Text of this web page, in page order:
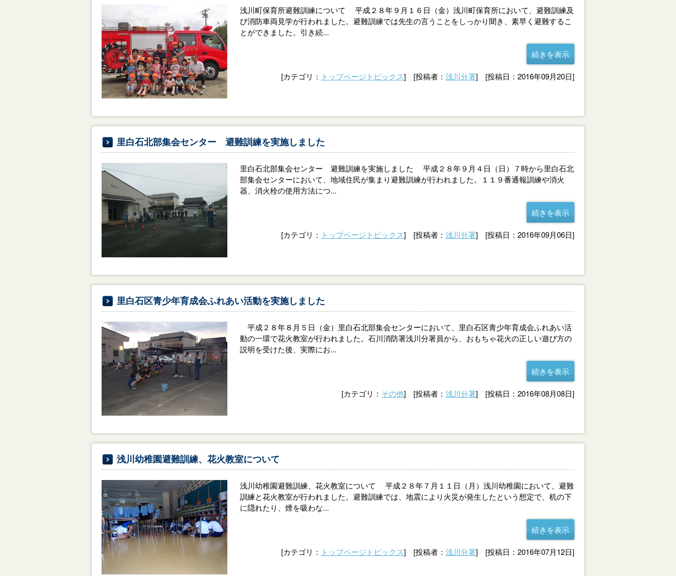
浅川町保育所避難訓練について 平成２８年９月１６日（金）浅川町保育所において、避難訓練及
び消防車両見学が行われました。避難訓練では先生の言うことをしっかり聞き、素早く避難するこ
とができました。引き続...
続きを表示
[カテゴリ： トップページトピックス] [投稿者： 浅川分署] [投稿日：2016年09月20日]
里白石北部集会センター 避難訓練を実施しました
里白石北部集会センター 避難訓練を実施しました 平成２８年９月４日（日）７時から里白石北
部集会センターにおいて、地域住民が集まり避難訓練が行われました。１１９番通報訓練や消火
器、消火栓の使用方法につ...
続きを表示
[カテゴリ： トップページトピックス] [投稿者： 浅川分署] [投稿日：2016年09月06日]
里白石区青少年育成会ふれあい活動を実施しました
平成２８年８月５日（金）里白石北部集会センターにおいて、里白石区青少年育成会ふれあい活
動の一環で花火教室が行われました。石川消防署浅川分署員から、おもちゃ花火の正しい遊び方の
説明を受けた後、実際にお...
続きを表示
[カテゴリ： その他] [投稿者： 浅川分署] [投稿日：2016年08月08日]
浅川幼稚園避難訓練、花火教室について
浅川幼稚園避難訓練、花火教室について 平成２８年７月１１日（月）浅川幼稚園において、避難
訓練と花火教室が行われました。避難訓練では、地震により火災が発生したという想定で、机の下
に隠れたり、煙を吸わな...
続きを表示
[カテゴリ： トップページトピックス] [投稿者： 浅川分署] [投稿日：2016年07月12日]